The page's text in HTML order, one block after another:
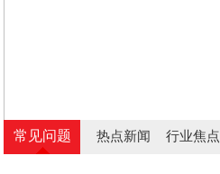
常见问题 热点新闻 行业焦点